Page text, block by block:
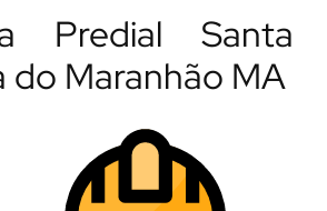
Predial Santa
do Maranhão MA